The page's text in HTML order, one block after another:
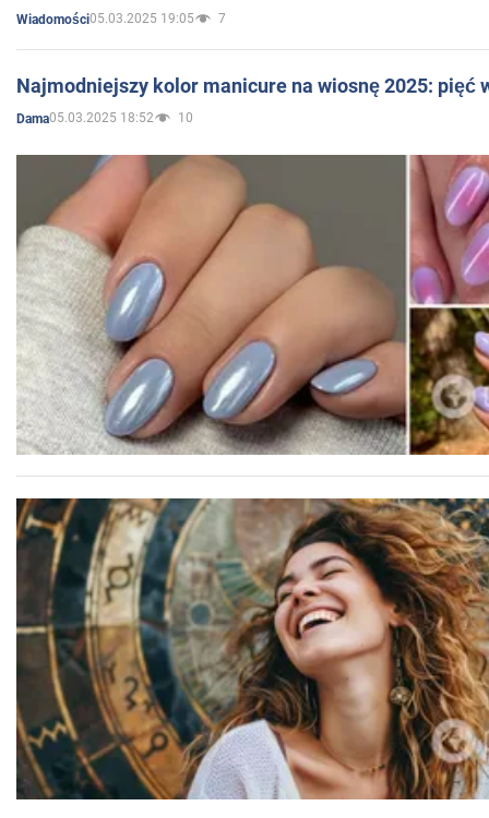
Wiadomości05.03.2025 19:05 7
Najmodniejszy kolor manicure na wiosnę 2025: pięć
Dama05.03.2025 18:52 10